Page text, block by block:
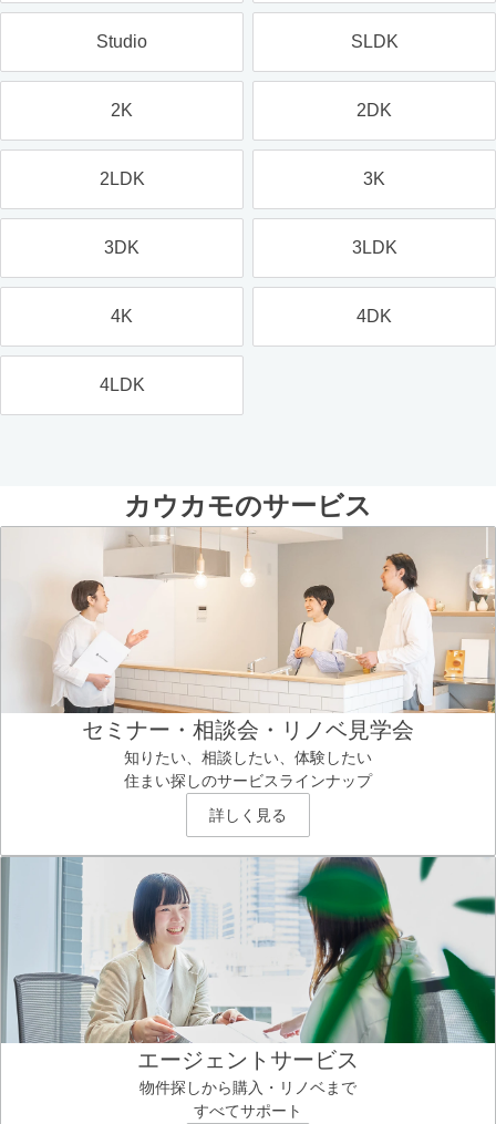
Studio SLDK
2K 2DK
2LDK 3K
3DK 3LDK
4K 4DK
4LDK
カウカモのサービス
セミナー・相談会・リノベ見学会
知りたい、相談したい、体験したい
住まい探しのサービスラインナップ
詳しく見る
エージェントサービス
物件探しから購入・リノベまで
すべてサポート